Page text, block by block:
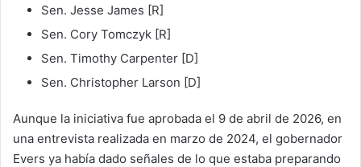
Sen. Jesse James [R]
Sen. Cory Tomczyk [R]
Sen. Timothy Carpenter [D]
Sen. Christopher Larson [D]
Aunque la iniciativa fue aprobada el 9 de abril de 2026, en
una entrevista realizada en marzo de 2024, el gobernador
Evers ya había dado señales de lo que estaba preparando